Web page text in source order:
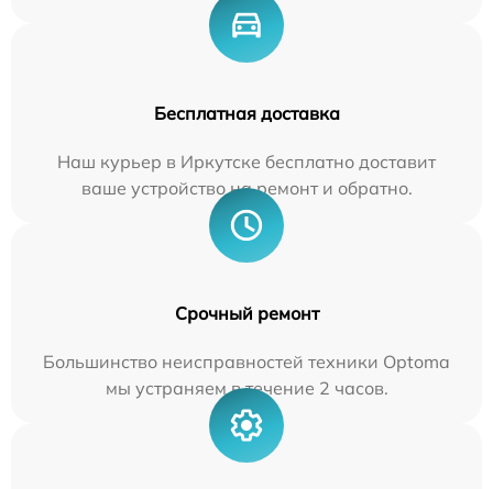
Бесплатная доставка
Наш курьер в Иркутске бесплатно доставит
ваше устройство на ремонт и обратно.
Срочный ремонт
Большинство неисправностей техники Optoma
мы устраняем в течение 2 часов.